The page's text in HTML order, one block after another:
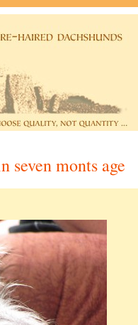
seven monts age